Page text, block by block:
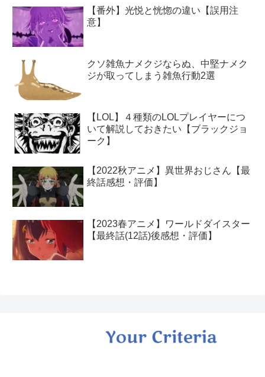
【番外】光悦と恍惚の違い【誤用注
意】
クソ雑魚ナメクジならぬ、中堅ナメク
ジが取ってしまう雑魚行動2選
【LOL】４種類のLOLプレイヤーにつ
いて解説しておきたい【ブラックジョ
ーク】
【2022秋アニメ】異世界おじさん【最
終話感想・評価】
【2023春アニメ】ワールドダイスター
【最終話(12話)後感想・評価】